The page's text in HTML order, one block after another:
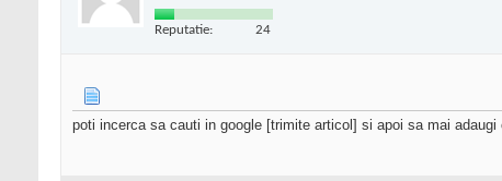
Reputatie: 24
poti incerca sa cauti in google [trimite articol] si apoi sa mai